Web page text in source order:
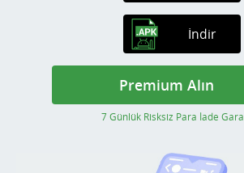
Google Play'den
Edininİndir
Premium Alın
7 Günlük Risksiz Para İade